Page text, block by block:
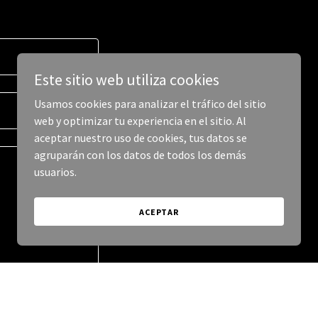
Este sitio web utiliza cookies
Usamos cookies para analizar el tráfico del sitio
web y optimizar tu experiencia en el sitio. Al
aceptar nuestro uso de cookies, tus datos se
agruparán con los datos de todos los demás
usuarios.
ACEPTAR